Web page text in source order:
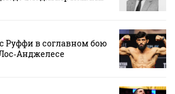
Руффи в соглавном бою